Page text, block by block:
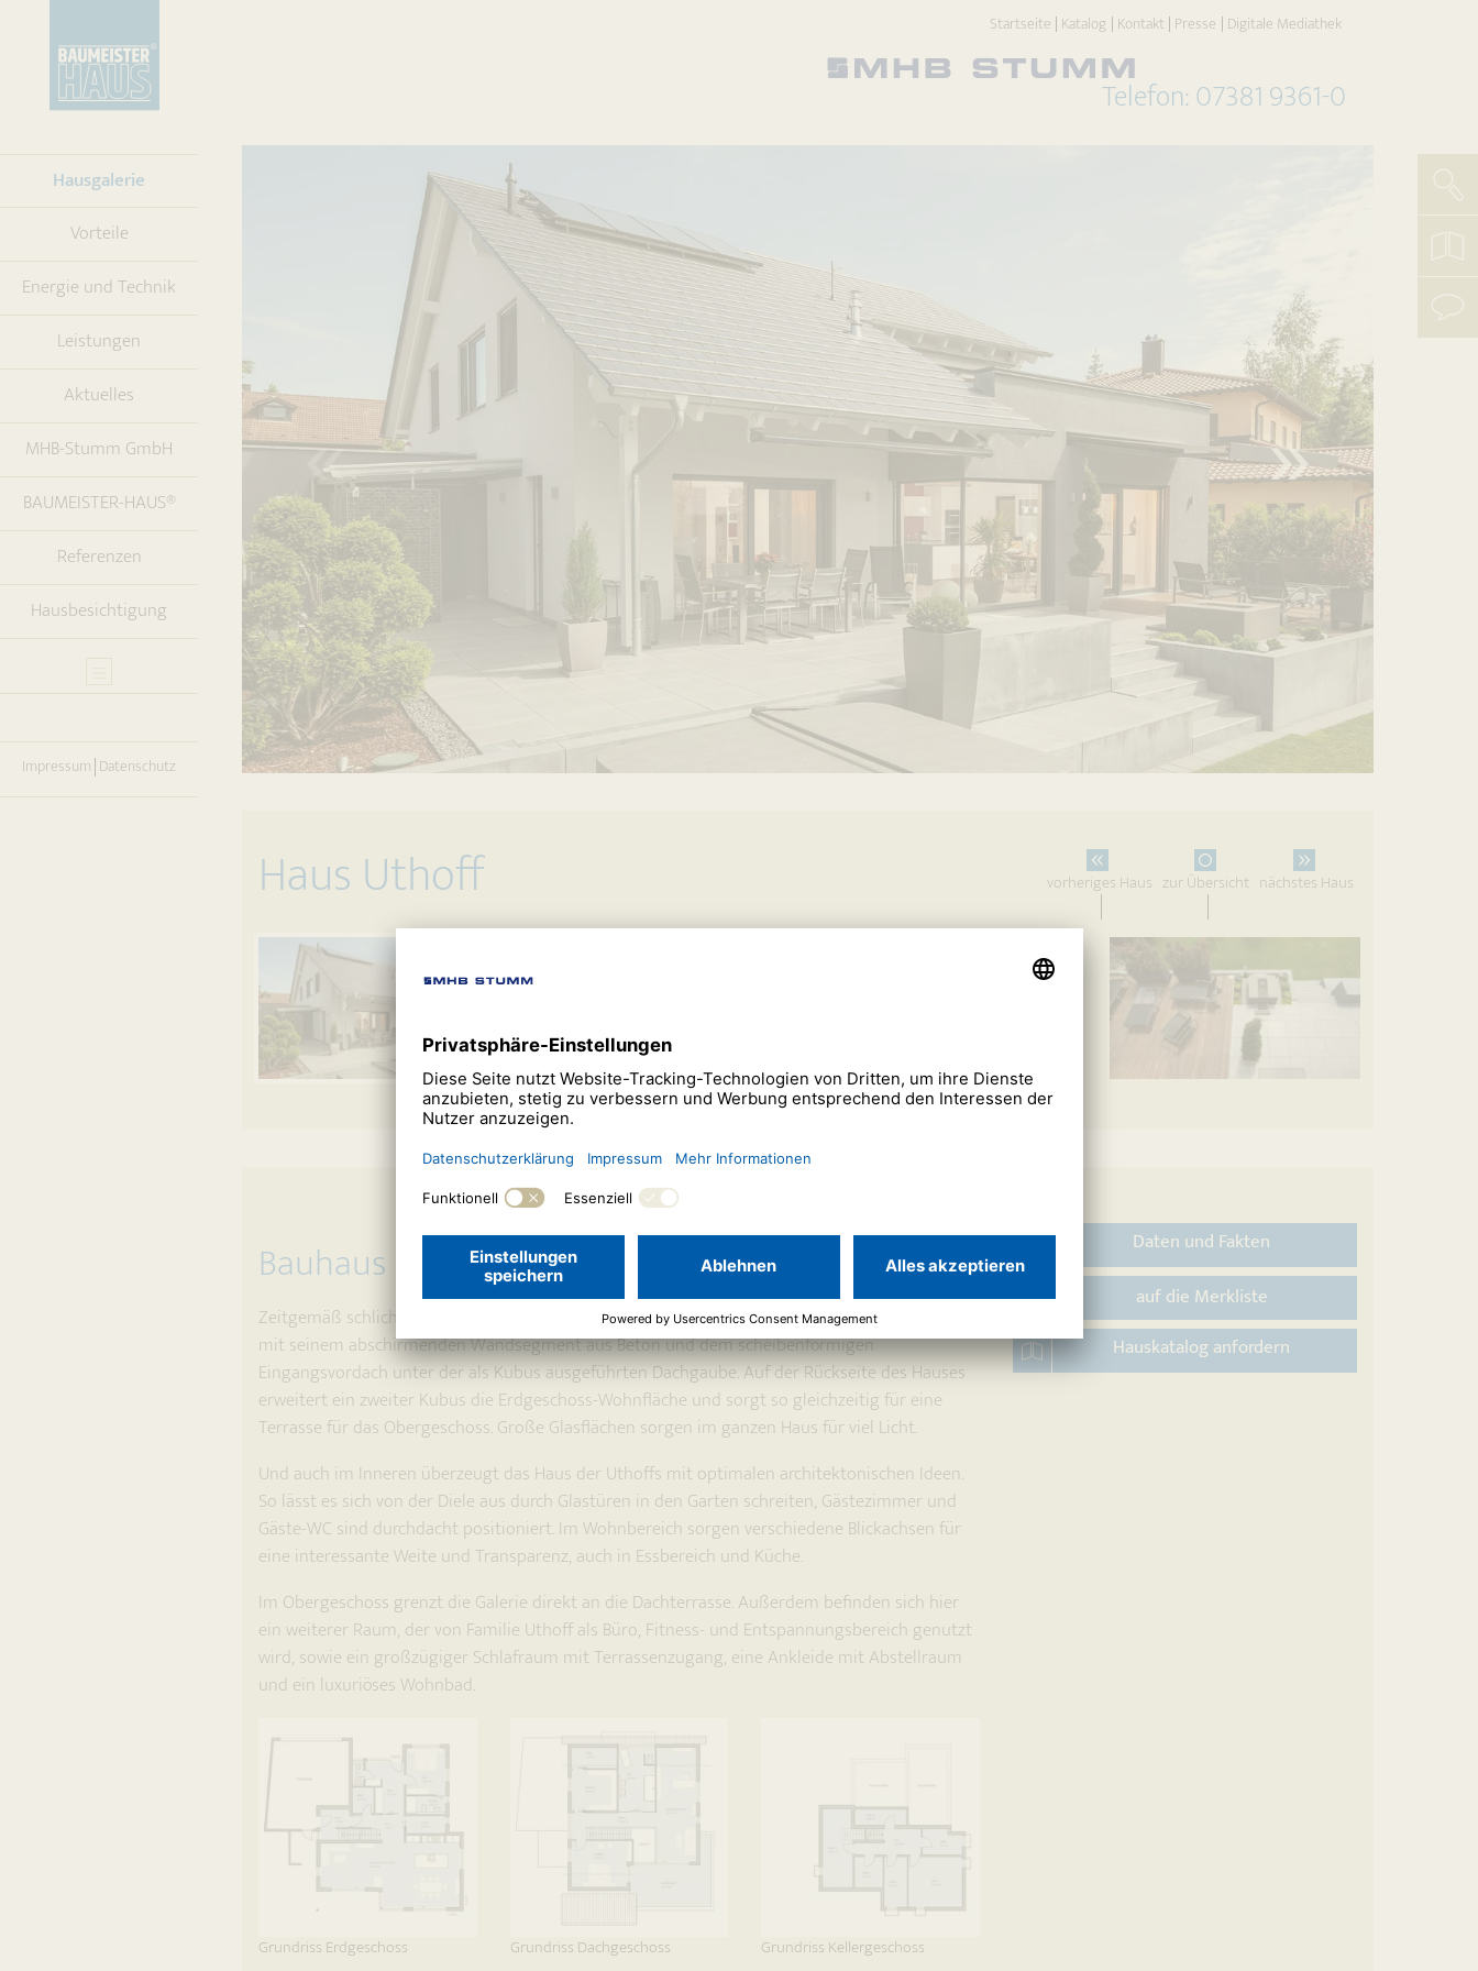
Telefon: 07381 9361-0
Hausgalerie
Vorteile
Energie und Technik
Leistungen
Aktuelles
MHB-Stumm GmbH
BAUMEISTER-HAUS®
Referenzen
Hausbesichtigung
Impressum Datenschutz
Startseite Katalog Kontakt Presse Digitale Mediathek
Haus Uthoff
Bauhaus mit verschiedenen Blickachsen.
Zeitgemäß schlicht und am Bauhaus-Stil orientiert präsentiert sich das Haus der Familie Uthoff
mit seinem abschirmenden Wandsegment aus Beton und dem scheibenförmigen
Eingangsvordach unter der als Kubus ausgeführten Dachgaube. Auf der Rückseite des Hauses
erweitert ein zweiter Kubus die Erdgeschoss-Wohnfläche und sorgt so gleichzeitig für eine
Terrasse für das Obergeschoss. Große Glasflächen sorgen im ganzen Haus für viel Licht.
Und auch im Inneren überzeugt das Haus der Uthoffs mit optimalen architektonischen Ideen.
So lässt es sich von der Diele aus durch Glastüren in den Garten schreiten, Gästezimmer und
Gäste-WC sind durchdacht positioniert. Im Wohnbereich sorgen verschiedene Blickachsen für
eine interessante Weite und Transparenz, auch in Essbereich und Küche.
Im Obergeschoss grenzt die Galerie direkt an die Dachterrasse. Außerdem befinden sich hier
ein weiterer Raum, der von Familie Uthoff als Büro, Fitness- und Entspannungsbereich genutzt
wird, sowie ein großzügiger Schlafraum mit Terrassenzugang, eine Ankleide mit Abstellraum
und ein luxuriöses Wohnbad.
Grundriss Erdgeschoss Grundriss Dachgeschoss Grundriss Kellergeschoss
Daten und Fakten
auf die Merkliste
Hauskatalog anfordern